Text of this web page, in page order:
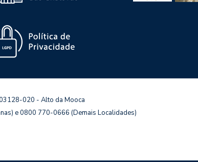
020 - Alto da Mooca
e 0800 770-0666 (Demais Localidades)